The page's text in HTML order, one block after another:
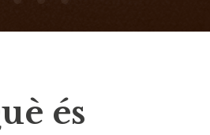
és